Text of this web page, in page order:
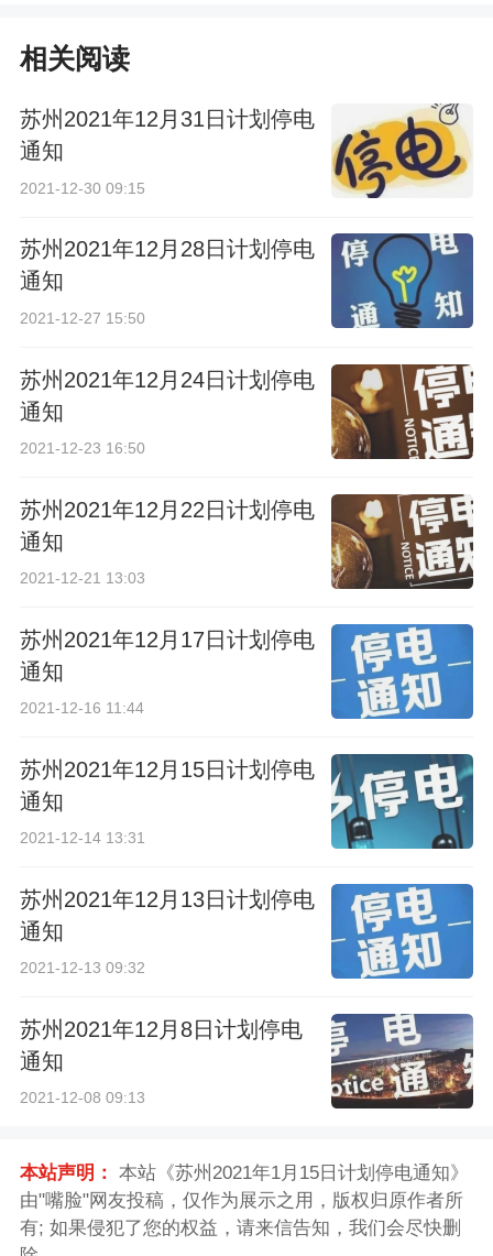
相关阅读
苏州2021年12月31日计划停电
通知
2021-12-30 09:15
苏州2021年12月28日计划停电
通知
2021-12-27 15:50
苏州2021年12月24日计划停电
通知
2021-12-23 16:50
苏州2021年12月22日计划停电
通知
2021-12-21 13:03
苏州2021年12月17日计划停电
通知
2021-12-16 11:44
苏州2021年12月15日计划停电
通知
2021-12-14 13:31
苏州2021年12月13日计划停电
通知
2021-12-13 09:32
苏州2021年12月8日计划停电
通知
2021-12-08 09:13
本站声明： 本站《苏州2021年1月15日计划停电通知》
由"嘴脸"网友投稿，仅作为展示之用，版权归原作者所
有; 如果侵犯了您的权益，请来信告知，我们会尽快删